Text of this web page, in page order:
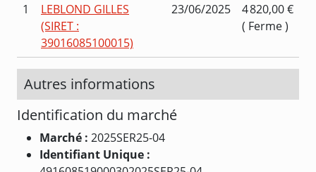
1
LEBLOND GILLES
(SIRET :
39016085100015)
23/06/2025
4 820,00 €
( Ferme )
Autres informations
Identification du marché
Marché : 2025SER25-04
Identifiant Unique :